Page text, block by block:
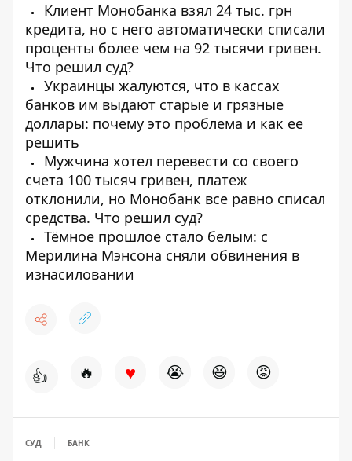
Клиент Монобанка взял 24 тыс. грн
кредита, но с него автоматически списали
проценты более чем на 92 тысячи гривен.
Что решил суд?
Украинцы жалуются, что в кассах
банков им выдают старые и грязные
доллары: почему это проблема и как ее
решить
Мужчина хотел перевести со своего
счета 100 тысяч гривен, платеж
отклонили, но Монобанк все равно списал
средства. Что решил суд?
Тёмное прошлое стало белым: с
Мерилина Мэнсона сняли обвинения в
изнасиловании
👍 🔥 ♥ 😭 😆 😡
СУД БАНК